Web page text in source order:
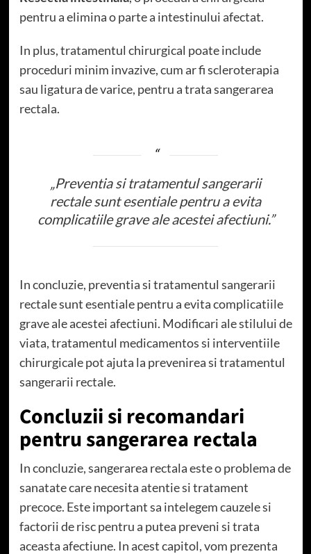
pentru a elimina o parte a intestinului afectat.
In plus, tratamentul chirurgical poate include
proceduri minim invazive, cum ar fi scleroterapia
sau ligatura de varice, pentru a trata sangerarea
rectala.
„Preventia si tratamentul sangerarii
rectale sunt esentiale pentru a evita
complicatiile grave ale acestei afectiuni.”
In concluzie, preventia si tratamentul sangerarii
rectale sunt esentiale pentru a evita complicatiile
grave ale acestei afectiuni. Modificari ale stilului de
viata, tratamentul medicamentos si interventiile
chirurgicale pot ajuta la prevenirea si tratamentul
sangerarii rectale.
Concluzii si recomandari
pentru sangerarea rectala
In concluzie, sangerarea rectala este o problema de
sanatate care necesita atentie si tratament
precoce. Este important sa intelegem cauzele si
factorii de risc pentru a putea preveni si trata
aceasta afectiune. In acest capitol, vom prezenta